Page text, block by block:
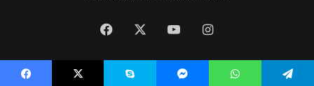
Facebook YouTubeInstagram